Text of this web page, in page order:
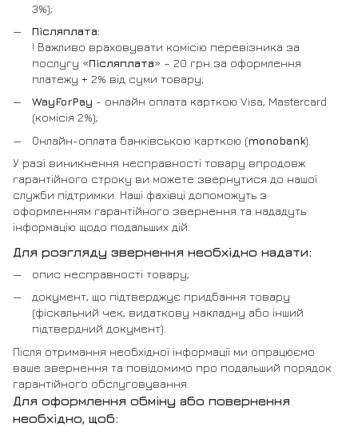
3%);
Післяплата:
! Важливо враховувати комісію перевізника за
послугу «Післяплата» – 20 грн за оформлення
платежу + 2% від суми товару;
WayForPay - онлайн оплата карткою Visa, Mastercard
(комісія 2%);
Онлайн-оплата банківською карткою (monobank).
У разі виникнення несправності товару впродовж
гарантійного строку ви можете звернутися до нашої
служби підтримки. Наші фахівці допоможуть з
оформленням гарантійного звернення та нададуть
інформацію щодо подальших дій.
Для розгляду звернення необхідно надати:
опис несправності товару;
документ, що підтверджує придбання товару
(фіскальний чек, видаткову накладну або інший
підтвердний документ).
Після отримання необхідної інформації ми опрацюємо
ваше звернення та повідомимо про подальший порядок
гарантійного обслуговування.
Для оформлення обміну або повернення
необхідно, щоб: